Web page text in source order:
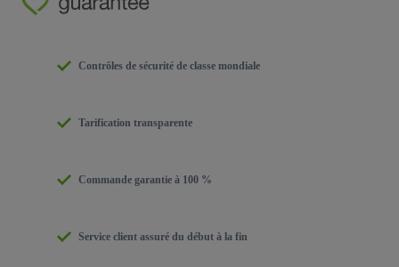
Contrôles de sécurité de classe mondiale
Tarification transparente
Commande garantie à 100 %
Service client assuré du début à la fin